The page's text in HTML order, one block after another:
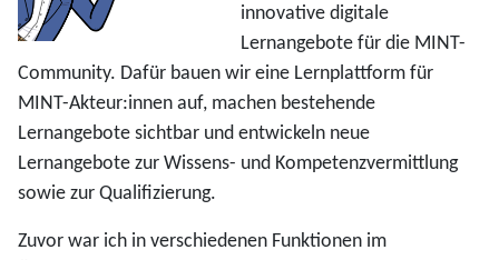
innovative digitale
Lernangebote für die MINT-
Community. Dafür bauen wir eine Lernplattform für
MINT-Akteur:innen auf, machen bestehende
Lernangebote sichtbar und entwickeln neue
Lernangebote zur Wissens- und Kompetenzvermittlung
sowie zur Qualifizierung.
Zuvor war ich in verschiedenen Funktionen im